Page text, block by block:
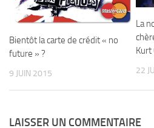
Bientôt la carte de crédit « no
future » ?
9 JUIN 2015
La
Kurt
22
LAISSER UN COMMENTAIRE